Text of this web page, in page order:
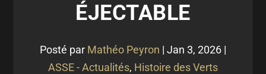
ÉJECTABLE
Posté par Mathéo Peyron | Jan 3, 2026 |
ASSE - Actualités, Histoire des Verts